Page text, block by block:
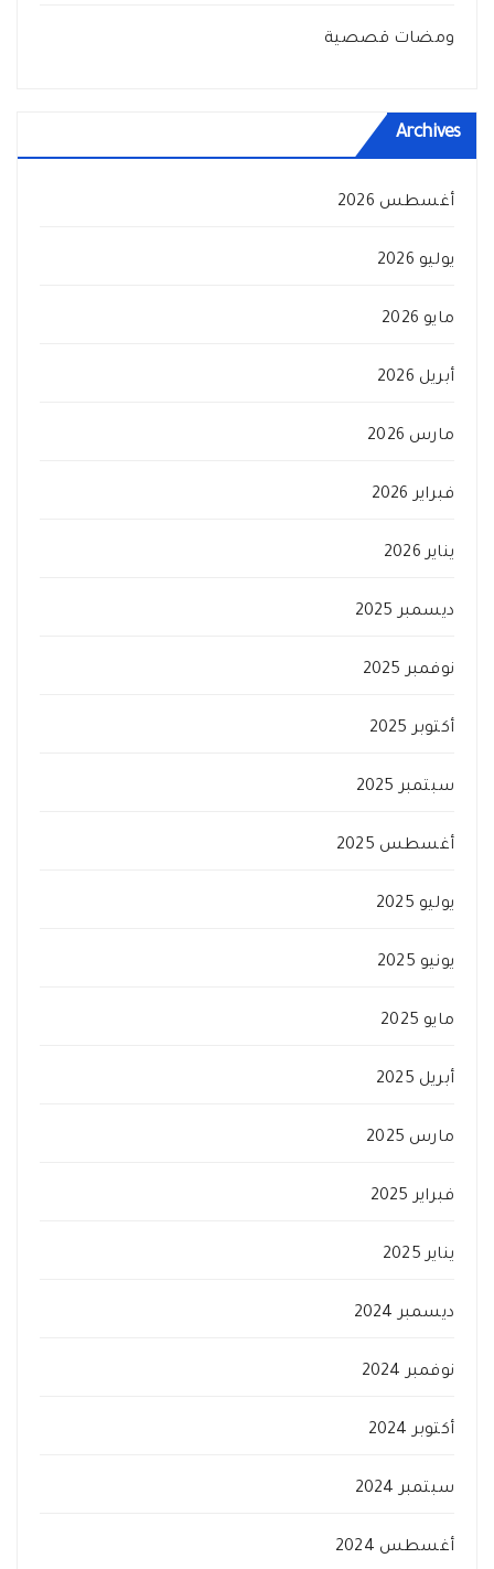
ومضات قصصية
Archives
أغسطس 2026
يوليو 2026
مايو 2026
أبريل 2026
مارس 2026
فبراير 2026
يناير 2026
ديسمبر 2025
نوفمبر 2025
أكتوبر 2025
سبتمبر 2025
أغسطس 2025
يوليو 2025
يونيو 2025
مايو 2025
أبريل 2025
مارس 2025
فبراير 2025
يناير 2025
ديسمبر 2024
نوفمبر 2024
أكتوبر 2024
سبتمبر 2024
أغسطس 2024